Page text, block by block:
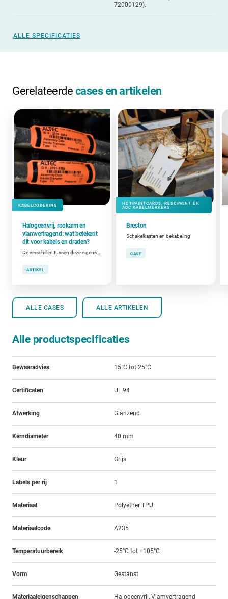
72000129).
ALLE SPECIFICATIES
Gerelateerde cases en artikelen
KABELCODERING
Halogeenvrij, rookarm en
vlamvertragend: wat betekent
dit voor kabels en draden?
ARTIKEL
HOTPAINTCARDS, RESOPRINT EN
ADC KABELMERKERS
Breston
Schakelkasten en bekabeling
CASE
ALLE CASES ALLE ARTIKELEN
Alle productspecificaties
Bewaaradvies 15°C tot 25°C
Certificaten UL 94
Afwerking Glanzend
Kerndiameter 40 mm
Kleur Grijs
Labels per rij 1
Materiaal Polyether TPU
Materiaalcode A235
Temperatuurbereik -25°C tot +105°C
Vorm Gestanst
Materiaaleigenschappen Halogeenvrij, Vlamvertragend